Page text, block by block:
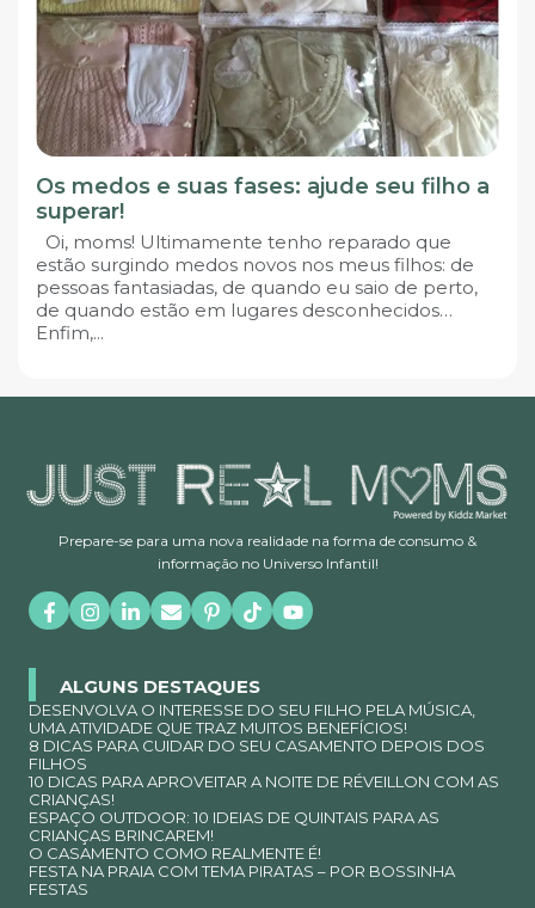
Os medos e suas fases: ajude seu filho a
superar!
Oi, moms! Ultimamente tenho reparado que
estão surgindo medos novos nos meus filhos: de
pessoas fantasiadas, de quando eu saio de perto,
de quando estão em lugares desconhecidos…
Enfim,...
Prepare-se para uma nova realidade na forma de consumo &
informação no Universo Infantil!
ALGUNS DESTAQUES
DESENVOLVA O INTERESSE DO SEU FILHO PELA MÚSICA,
UMA ATIVIDADE QUE TRAZ MUITOS BENEFÍCIOS!
8 DICAS PARA CUIDAR DO SEU CASAMENTO DEPOIS DOS
FILHOS
10 DICAS PARA APROVEITAR A NOITE DE RÉVEILLON COM AS
CRIANÇAS!
ESPAÇO OUTDOOR: 10 IDEIAS DE QUINTAIS PARA AS
CRIANÇAS BRINCAREM!
O CASAMENTO COMO REALMENTE É!
FESTA NA PRAIA COM TEMA PIRATAS – POR BOSSINHA
FESTAS